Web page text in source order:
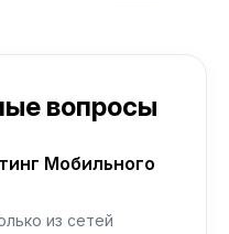
вопросы
Мобильного
из сетей